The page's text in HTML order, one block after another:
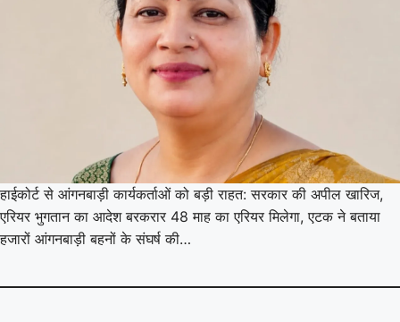
हाईकोर्ट से आंगनबाड़ी कार्यकर्ताओं को बड़ी राहत: सरकार की अपील खारिज,
एरियर भुगतान का आदेश बरकरार 48 माह का एरियर मिलेगा, एटक ने बताया
हजारों आंगनबाड़ी बहनों के संघर्ष की…